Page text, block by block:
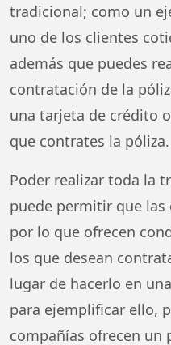
tradicional; como un
uno de los clientes
además que puedes
contratación de la
una tarjeta de crédito
que contrates la póliza.
Poder realizar toda la
puede permitir que las
por lo que ofrecen
los que desean
lugar de hacerlo en
para ejemplificar ello,
compañías ofrecen un